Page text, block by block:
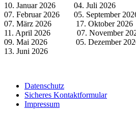
10. Januar 2026 04. Juli 2026
07. Februar 2026 05. September
07. März 2026 17. Oktober 2026
11. April 2026 07. November
09. Mai 2026 05. Dezember
13. Juni 2026
Datenschutz
Sicheres Kontaktformular
Impressum